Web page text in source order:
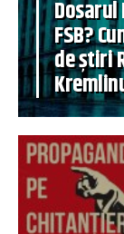
FSB?
de știri